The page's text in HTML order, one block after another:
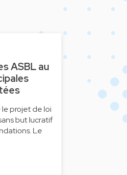
ASBL au
projet de loi
but lucratif
Le